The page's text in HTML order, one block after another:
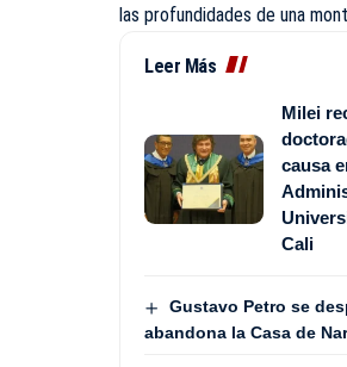
las profundidades de una
Leer Más
Milei
causa
Cali
Gustavo Petro se
abandona la Casa de